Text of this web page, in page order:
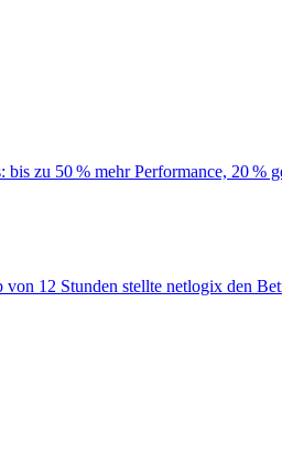
zu 50 % mehr Performance, 20 %
12 Stunden stellte netlogix den